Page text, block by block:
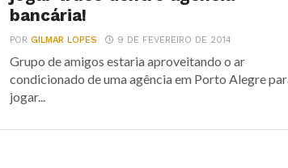
bancária!
PORGILMAR LOPES 9 DE FEVEREIRO DE 2014
Grupo de amigos estaria aproveitando o ar
condicionado de uma agência em Porto Alegre
jogar...